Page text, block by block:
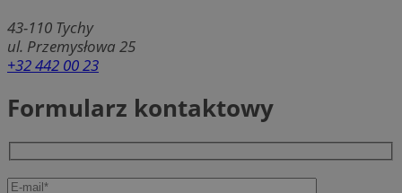
43-110 Tychy
ul. Przemysłowa 25
+32 442 00 23
Formularz kontaktowy